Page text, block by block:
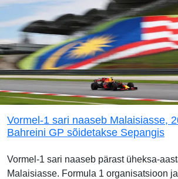
Vormel-1 sari naaseb Malaisiasse,
Bahreini GP sõidetakse Sepangis
Vormel-1 sari naaseb pärast üheksa-
Malaisiasse. Formula 1 organisatsioon